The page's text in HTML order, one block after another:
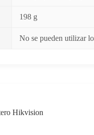
198 g
No se pueden utilizar
Hikvision